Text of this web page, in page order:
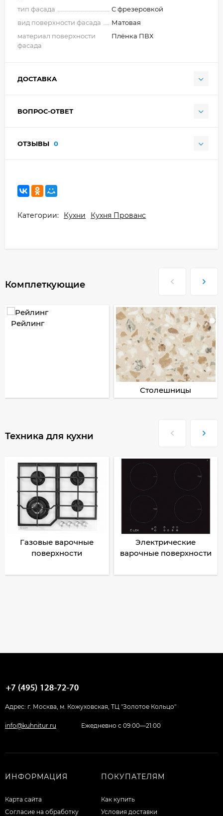
тип фасада
С фрезеровкой
вид поверхности фасада
Матовая
материал поверхности
фасада
Плёнка ПВХ
ДОСТАВКА
ВОПРОС-ОТВЕТ
ОТЗЫВЫ 0
Категории: Кухни Кухня Прованс
Комплеткующие
Рейлинг
Столешницы
Техника для кухни
Газовые варочные
поверхности
Электрические
варочные поверхности
Адрес: г. Москва, м. Кожуховская, ТЦ "Золотое Кольцо"
info@kuhnitur.ru Ежедневно с 09:00—21:00
ИНФОРМАЦИЯ
Карта сайта
Согласие на обработку
ПОКУПАТЕЛЯМ
Как купить
Условия доставки